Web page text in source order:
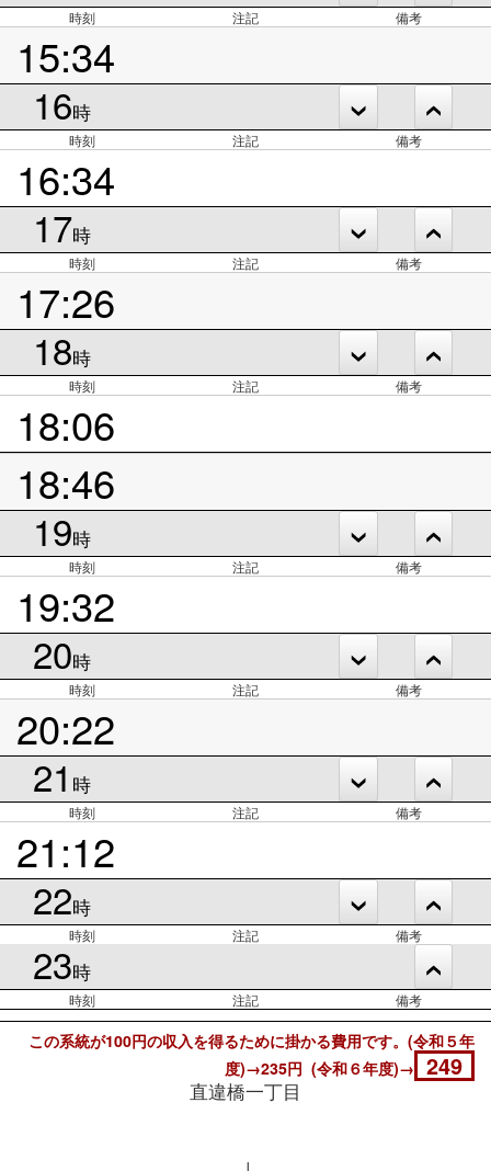
時刻 注記 備考
15:34
16時
時刻 注記 備考
16:34
17時
時刻 注記 備考
17:26
18時
時刻 注記 備考
18:06
18:46
19時
時刻 注記 備考
19:32
20時
時刻 注記 備考
20:22
21 時
時刻 注記 備考
21:12
22時
時刻 注記 備考
23時
時刻 注記 備考
この系統が100円の収入を得るために掛かる費用です。(令和５年
度)→235円 (令和６年度)→ 249
直違橋一丁目
↓